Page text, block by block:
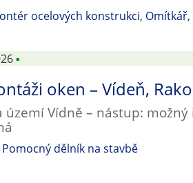
ocelových konstrukci, Omítkář,
▪
oken – Vídeň,
Vídně – nástup:
Pomocný dělník na stavbě